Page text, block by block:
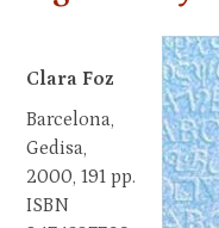
Clara Foz
Barcelona,
Gedisa,
2000, 191 pp.
ISBN